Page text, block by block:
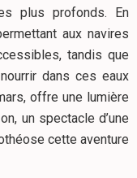
plus profonds. En
aux navires
tandis que
dans ces eaux
offre une lumière
un spectacle d’une
cette aventure